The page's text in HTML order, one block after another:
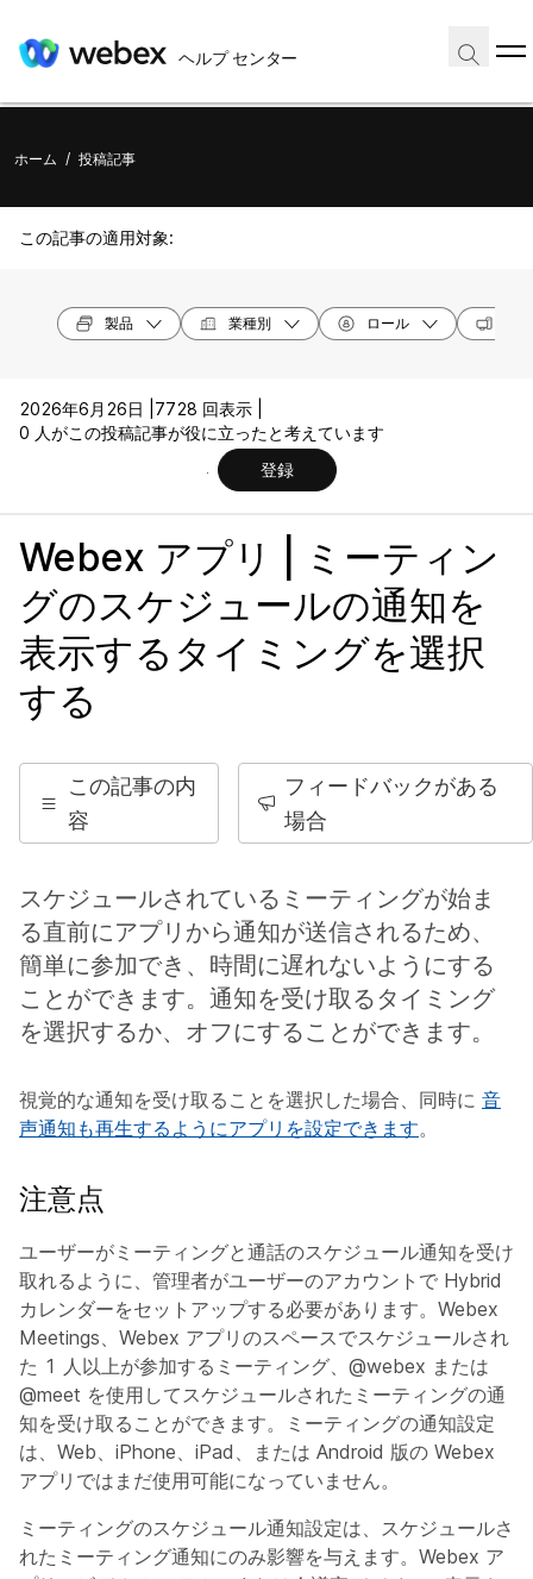
ヘルプ センター
ホーム / 投稿記事
この記事の適用対象:
製品 業種別 ロール
2026年6月26日 | 7728 回表示 |
0 人がこの投稿記事が役に立ったと考えています
登録
Webex アプリ | ミーティン
グのスケジュールの通知を
表示するタイミングを選択
する
この記事の内
容
フィードバックがある
場合
スケジュールされているミーティングが始ま
る直前にアプリから通知が送信されるため、
簡単に参加でき、時間に遅れないようにする
ことができます。通知を受け取るタイミング
を選択するか、オフにすることができます。
視覚的な通知を受け取ることを選択した場合、同時に 音
声通知も再生するようにアプリを設定できます。
注意点
ユーザーがミーティングと通話のスケジュール通知を受け
取れるように、管理者がユーザーのアカウントで Hybrid
カレンダーをセットアップする必要があります。Webex
Meetings、Webex アプリのスペースでスケジュールされ
た 1 人以上が参加するミーティング、@webex または
@meet を使用してスケジュールされたミーティングの通
知を受け取ることができます。ミーティングの通知設定
は、Web、iPhone、iPad、または Android 版の Webex
アプリではまだ使用可能になっていません。
ミーティングのスケジュール通知設定は、スケジュールさ
れたミーティング通知にのみ影響を与えます。Webex ア